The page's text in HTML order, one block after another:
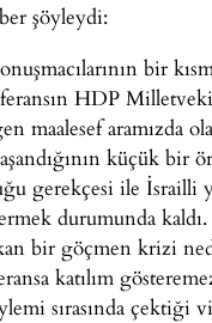
şöyleydi:
bir
HDP
maalesef aramızda
küçük bir
gerekçesi ile İsrailli
durumunda
bir göçmen krizi
katılım
sırasında çektiği